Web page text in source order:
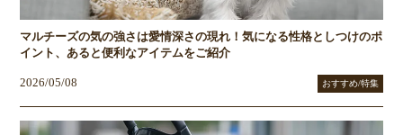
マルチーズの気の強さは愛情深さの現れ！気になる性格としつけのポ
イント、あると便利なアイテムをご紹介
2026/05/08 おすすめ/特集